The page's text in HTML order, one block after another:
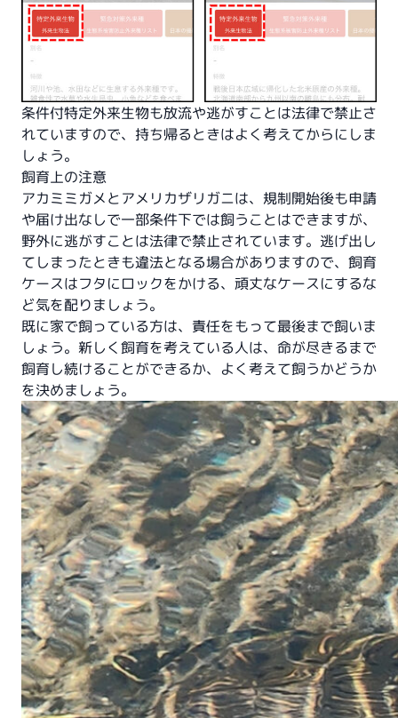
条件付特定外来生物も放流や逃がすことは法律で禁止さ
れていますので、持ち帰るときはよく考えてからにしま
しょう。
飼育上の注意
アカミミガメとアメリカザリガニは、規制開始後も申請
や届け出なしで一部条件下では飼うことはできますが、
野外に逃がすことは法律で禁止されています。逃げ出し
てしまったときも違法となる場合がありますので、飼育
ケースはフタにロックをかける、頑丈なケースにするな
ど気を配りましょう。
既に家で飼っている方は、責任をもって最後まで飼いま
しょう。新しく飼育を考えている人は、命が尽きるまで
飼育し続けることができるか、よく考えて飼うかどうか
を決めましょう。